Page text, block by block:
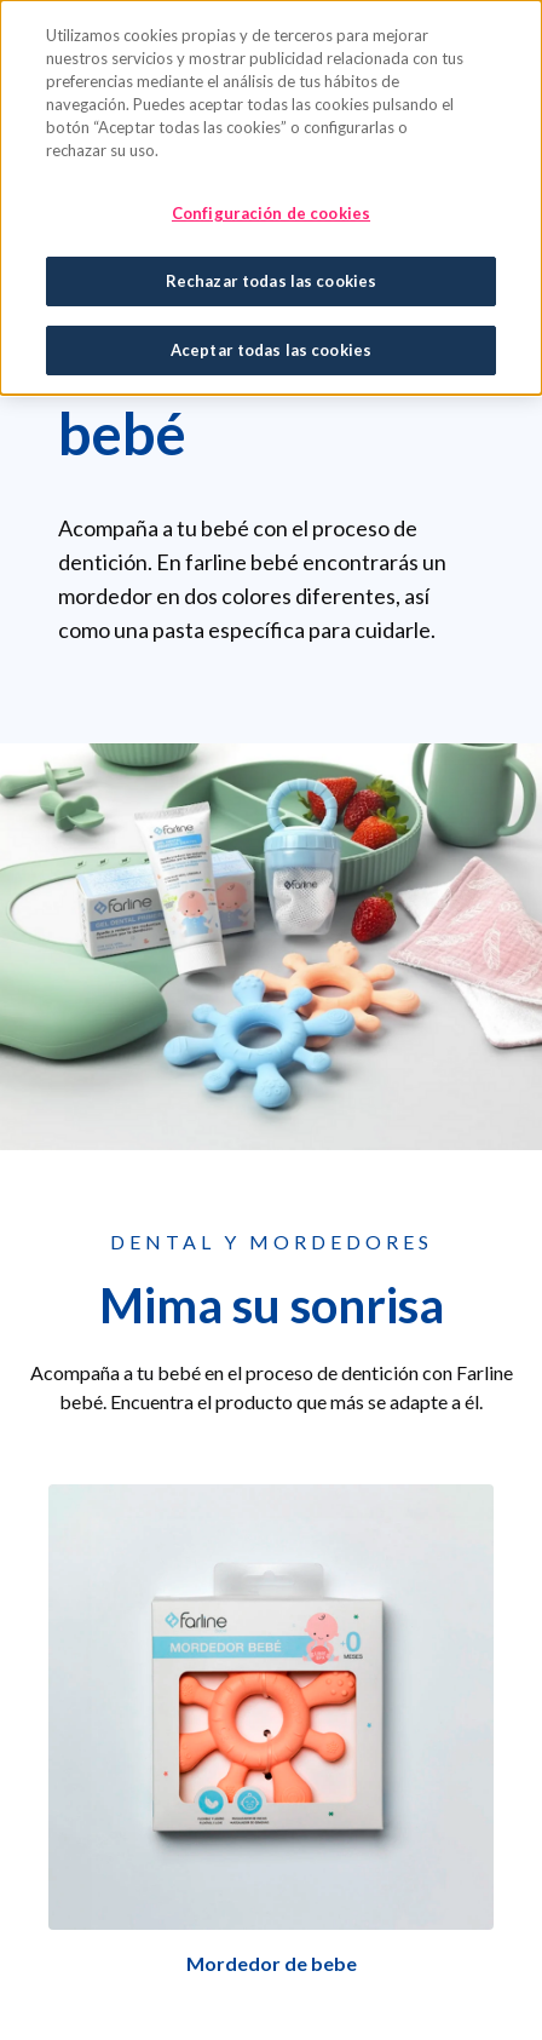
Bebé
DENTAL Y MORDEDORES
Acompaña a tu
bebé
Acompaña a tu bebé con el proceso de
dentición. En farline bebé encontrarás un
mordedor en dos colores diferentes, así
como una pasta específica para cuidarle.
DENTAL Y MORDEDORES
Mima su sonrisa
Acompaña a tu bebé en el proceso de dentición con Farline
bebé. Encuentra el producto que más se adapte a él.
Mordedor de bebe
Utilizamos cookies propias y de terceros para mejorar
nuestros servicios y mostrar publicidad relacionada con tus
preferencias mediante el análisis de tus hábitos de
navegación. Puedes aceptar todas las cookies pulsando el
botón “Aceptar todas las cookies” o configurarlas o
rechazar su uso.
Configuración de cookies
Rechazar todas las cookies
Aceptar todas las cookies